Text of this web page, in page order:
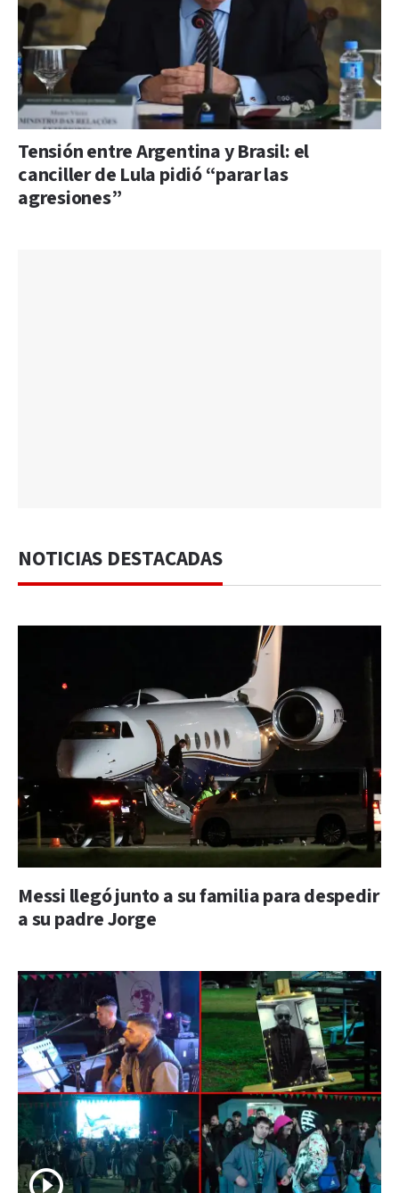
Tensión entre Argentina y Brasil: el
canciller de Lula pidió “parar las
agresiones”
NOTICIAS DESTACADAS
Messi llegó junto a su familia para despedir
a su padre Jorge